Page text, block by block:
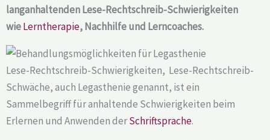
langanhaltenden Lese-Rechtschreib-Schwierigkeiten
wieLerntherapie, Nachhilfe und Lerncoaches.
Lese-Rechtschreib-Schwierigkeiten, Lese-Rechtschreib-
Schwäche, auch Legasthenie genannt, ist ein
Sammelbegriff für anhaltende Schwierigkeiten beim
Erlernen und Anwenden derSchriftsprache.